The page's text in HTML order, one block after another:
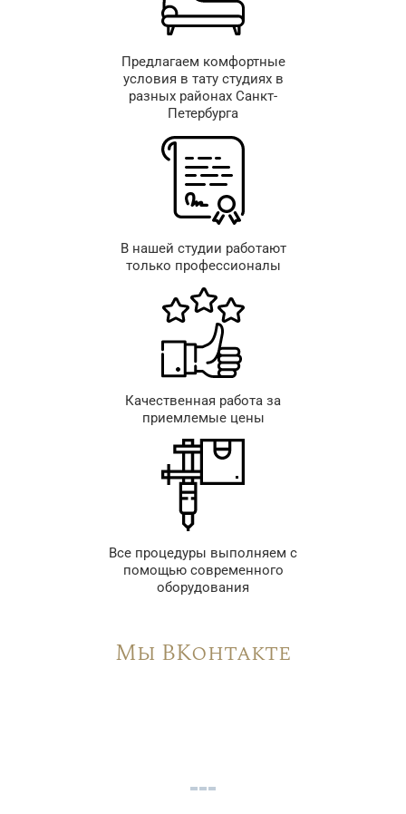
Предлагаем комфортные
условия в тату студиях в
разных районах Санкт-
Петербурга
В нашей студии работают
только профессионалы
Качественная работа за
приемлемые цены
Все процедуры выполняем с
помощью современного
оборудования
Мы ВКонтакте